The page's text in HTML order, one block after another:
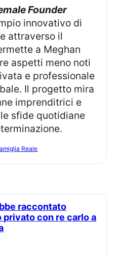
Founder
innovativo di
attraverso il
a Meghan
aspetti meno noti
e professionale
Il progetto mira
imprenditrici e
sfide quotidiane
Reale
con re carlo a